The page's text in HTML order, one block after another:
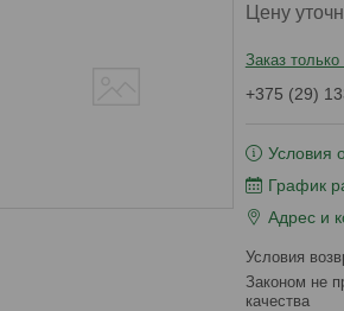
Цену
Заказ
+375 (29)
Условия
График
Адрес и
Законом не предусмотрен возврат и обмен данного товара надлежащего
качества